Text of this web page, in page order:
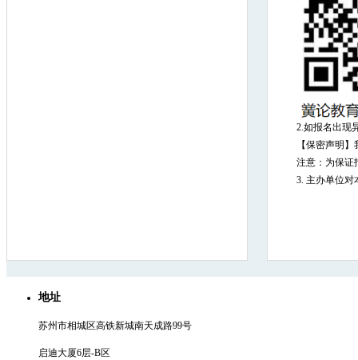
2.如报名出现
【保密声明
注意：为保证
3. 主办单位对
地址
苏州市相城区高铁新城南天成路99号
启迪大厦6层-B区